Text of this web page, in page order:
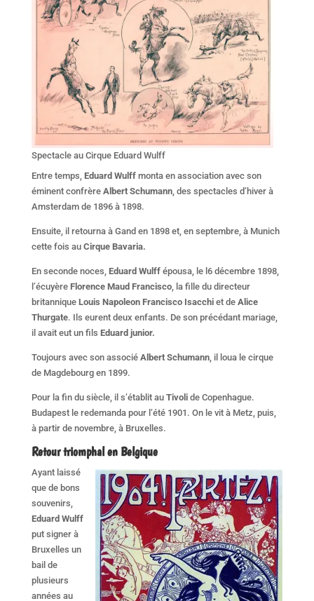
Spectacle au Cirque Eduard Wulff
Entre temps, Eduard Wulff monta en association avec son
éminent confrère Albert Schumann, des spectacles d’hiver à
Amsterdam de 1896 à 1898.
Ensuite, il retourna à Gand en 1898 et, en septembre, à Munich
cette fois au Cirque Bavaria.
En seconde noces, Eduard Wulffépousa, le l6 décembre 1898,
l’écuyère Florence Maud Francisco, la fille du directeur
britannique Louis Napoleon Francisco Isacchiet de Alice
Thurgate. Ils eurent deux enfants. De son précédant mariage,
il avait eut un fils Eduard junior.
Toujours avec son associé Albert Schumann, il loua le cirque
de Magdebourg en 1899.
Pour la fin du siècle, il s’établit auTivolide Copenhague.
Budapest le redemanda pour l’été 1901. On le vit à Metz, puis,
à partir de novembre, à Bruxelles.
Retour triomphal en Belgique
Ayant laissé
que de bons
souvenirs,
Eduard Wulff
put signer à
Bruxelles un
bail de
plusieurs
années au